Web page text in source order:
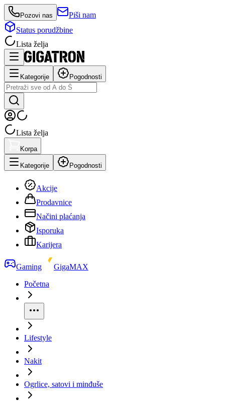
Pozovi nas
Piši nam
Status porudžbine
Lista želja
Kategorije Pogodnosti
Lista želja
Korpa
Kategorije Pogodnosti
Akcije
Prodavnice
Načini plaćanja
Isporuka
Karijera
Gaming
GigaMAX
Početna
Lifestyle
Nakit
Ogrlice, satovi i minđuše